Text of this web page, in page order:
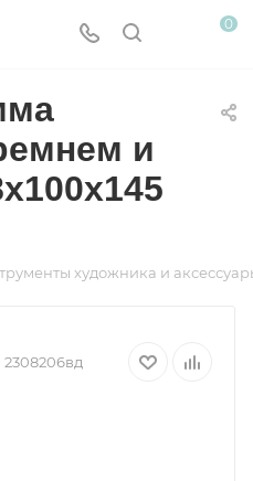
0
и
художника и
2308206вд